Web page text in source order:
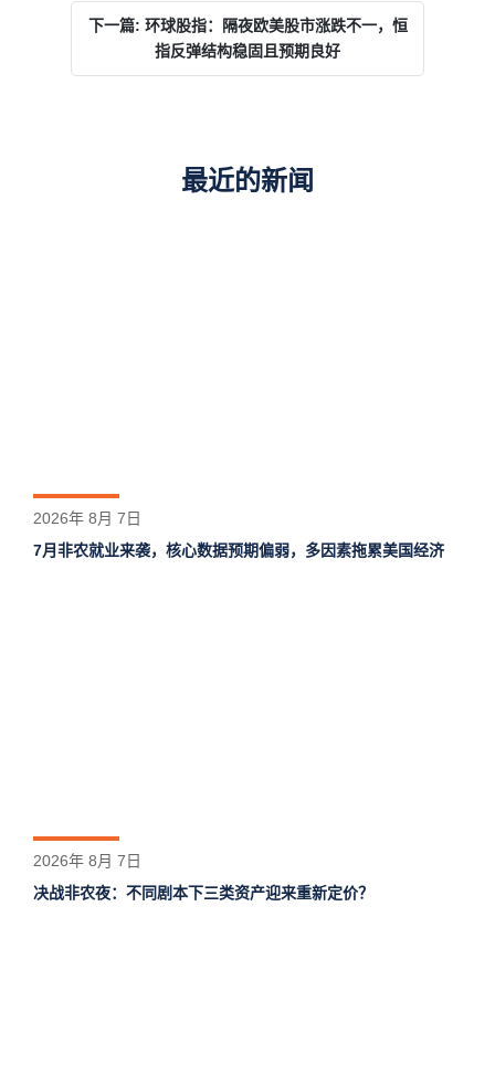
下一篇: 环球股指：隔夜欧美股市涨跌不一，恒
指反弹结构稳固且预期良好
最近的新闻
2026年 8月 7日
7月非农就业来袭，核心数据预期偏弱，多因素拖累美国经济
2026年 8月 7日
决战非农夜：不同剧本下三类资产迎来重新定价？